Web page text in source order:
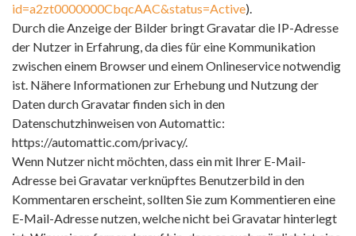
id=a2zt0000000CbqcAAC&status=Active).
Durch die Anzeige der Bilder bringt Gravatar die IP-Adresse
der Nutzer in Erfahrung, da dies für eine Kommunikation
zwischen einem Browser und einem Onlineservice notwendig
ist. Nähere Informationen zur Erhebung und Nutzung der
Daten durch Gravatar finden sich in den
Datenschutzhinweisen von Automattic:
https://automattic.com/privacy/.
Wenn Nutzer nicht möchten, dass ein mit Ihrer E-Mail-
Adresse bei Gravatar verknüpftes Benutzerbild in den
Kommentaren erscheint, sollten Sie zum Kommentieren eine
E-Mail-Adresse nutzen, welche nicht bei Gravatar hinterlegt